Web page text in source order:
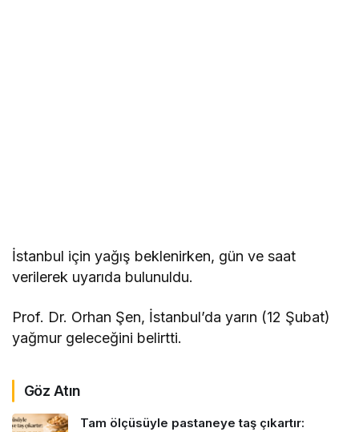
İstanbul için yağış beklenirken, gün ve saat
verilerek uyarıda bulunuldu.
Prof. Dr. Orhan Şen, İstanbul’da yarın (12 Şubat)
yağmur geleceğini belirtti.
Göz Atın
Tam ölçüsüyle pastaneye taş çıkartır: